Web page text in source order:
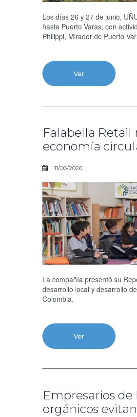
Los días 26 y 27 de junio,
hasta Puerto Varas; con
Philippi, Mirador de Puerto
Ver
Falabella Retail
economía
11/06/2026
La compañía presentó su
desarrollo local y desarrollo
Colombia.
Ver
Empresarios
orgánicos